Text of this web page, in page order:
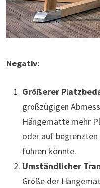
Negativ:
Größerer
großzügigen
Hängematte mehr
oder auf begrenzten
führen könnte.
Umständlicher
Größe der